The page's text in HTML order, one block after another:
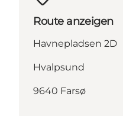
Route anzeigen
Havnepladsen 2D
Hvalpsund
9640 Farsø